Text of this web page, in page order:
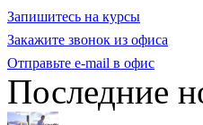
Запишитесь на курсы
Закажите звонок из офиса
Отправьте e-mail в офис
Последние